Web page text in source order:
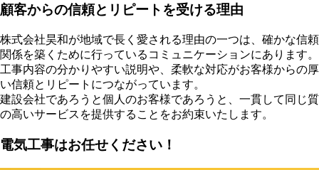
顧客からの信頼とリピートを受ける理由
株式会社昊和が地域で長く愛される理由の一つは、確かな信頼
関係を築くために行っているコミュニケーションにあります。
工事内容の分かりやすい説明や、柔軟な対応がお客様からの厚
い信頼とリピートにつながっています。
建設会社であろうと個人のお客様であろうと、一貫して同じ質
の高いサービスを提供することをお約束いたします。
電気工事はお任せください！